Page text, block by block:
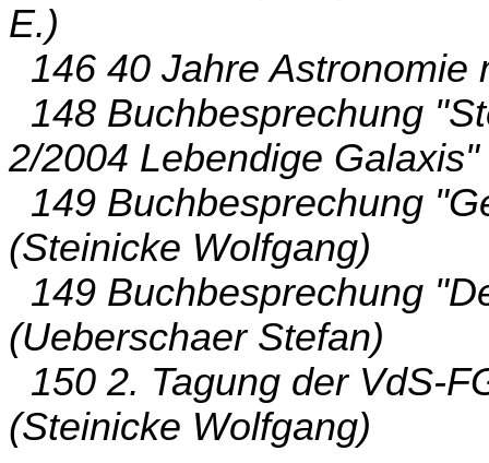
E.)
146 40 Jahre Astronomie
148 Buchbesprechung
2/2004 Lebendige
149 Buchbesprechung
(Steinicke Wolfgang)
149 Buchbesprechung
(Ueberschaer Stefan)
150 2. Tagung der VdS-
(Steinicke Wolfgang)